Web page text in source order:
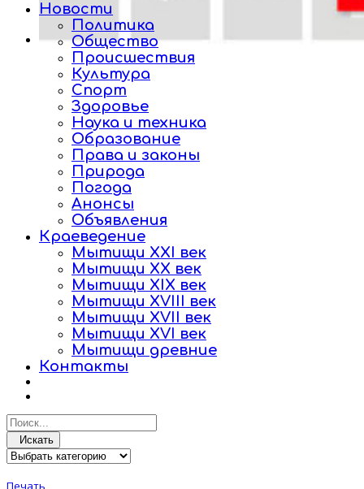
Новости
Политика
Общество
Происшествия
Культура
Спорт
Здоровье
Наука и техника
Образование
Права и законы
Природа
Погода
Анонсы
Объявления
Краеведение
Мытищи XXI век
Мытищи XX век
Мытищи XIX век
Мытищи XVIII век
Мытищи XVII век
Мытищи XVI век
Мытищи древние
Контакты
Искать
Печать